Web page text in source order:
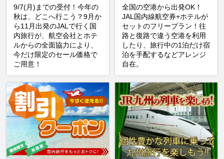
9/7(月)までの受付！今年の
秋は、どこへ行こう？9月か
ら11月出発のJALで行く国
内旅行が、航空会社とホテ
ルからの全面協力により、
今だけ限定のセール価格で
ご用意！
全国の空港から出発OK！
JAL国内線航空券+ホテルが
セットのフリープラン！往
路と復路で違う空港を利用
したり、旅行中の1泊だけ宿
泊を手配するなどアレンジ
自在。